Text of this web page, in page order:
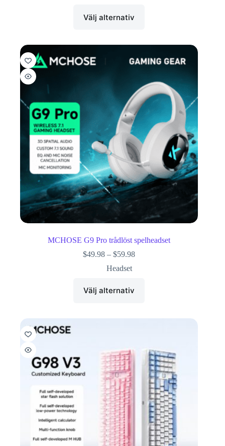
Välj alternativ
MCHOSE G9 Pro trådlöst spelheadset
$49.98 – $59.98
Headset
Välj alternativ